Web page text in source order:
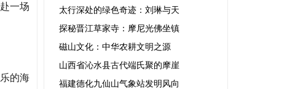
一场
的海
太行深处的绿色奇迹：刘琳与天
探秘晋江草家寺：摩尼光佛坐镇
磁山文化：中华农耕文明之源
山西省沁水县古代端氏聚的摩崖
福建德化九仙山气象站发明风向